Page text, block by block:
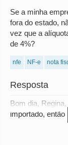
Se a minha
fora do estado,
vez que a
de 4%?
nfe NF-e nota
Resposta
Bom dia,
importado, então